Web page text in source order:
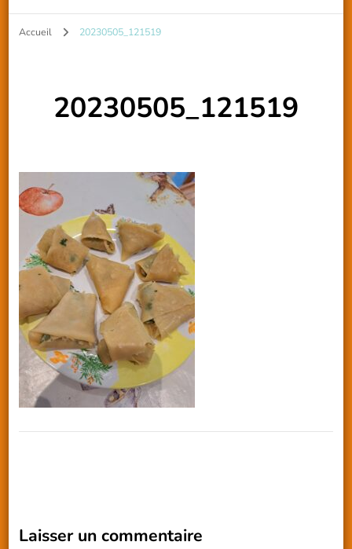
Accueil 20230505_121519
20230505_121519
Laisser un commentaire